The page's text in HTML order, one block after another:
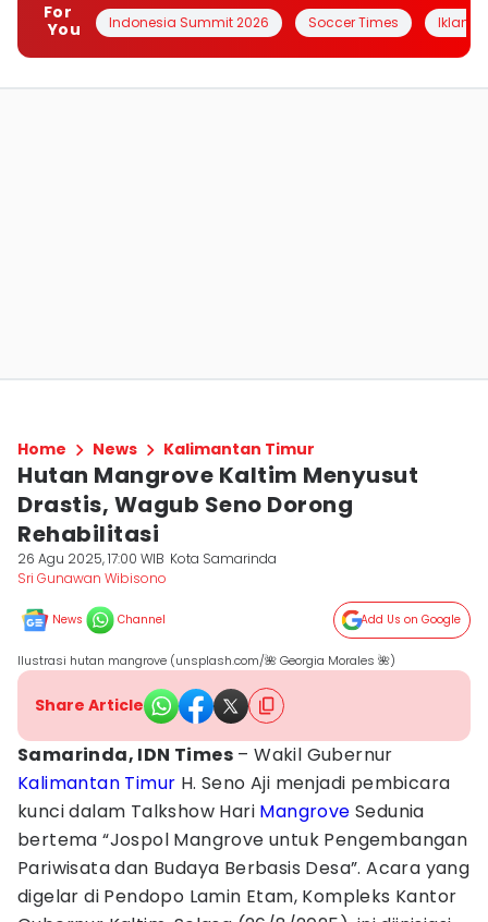
For
You
Indonesia Summit 2026 Soccer Times Iklanin
Home News Kalimantan Timur
Hutan Mangrove Kaltim Menyusut
Drastis, Wagub Seno Dorong
Rehabilitasi
26 Agu 2025, 17:00 WIB Kota Samarinda
Sri Gunawan Wibisono
News Channel Add Us on Google
Ilustrasi hutan mangrove (unsplash.com/🌺 Georgia Morales 🌺)
Share Article
Samarinda, IDN Times – Wakil Gubernur
Kalimantan Timur H. Seno Aji menjadi pembicara
kunci dalam Talkshow Hari Mangrove Sedunia
bertema “Jospol Mangrove untuk Pengembangan
Pariwisata dan Budaya Berbasis Desa”. Acara yang
digelar di Pendopo Lamin Etam, Kompleks Kantor